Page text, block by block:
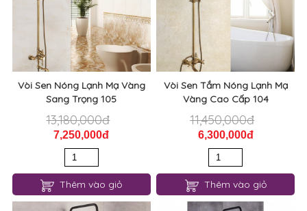
Vòi Sen Nóng Lạnh Mạ Vàng
Sang Trọng 105
13,180,000đ
7,250,000đ
Thêm vào giỏ
Vòi Sen Tắm Nóng Lạnh Mạ
Vàng Cao Cấp 104
11,450,000đ
6,300,000đ
Thêm vào giỏ